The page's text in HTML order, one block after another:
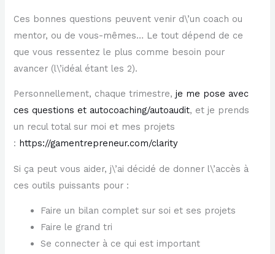
Ces bonnes questions peuvent venir d\’un coach ou
mentor, ou de vous-mêmes… Le tout dépend de ce
que vous ressentez le plus comme besoin pour
avancer (l\’idéal étant les 2).
Personnellement, chaque trimestre,je me pose avec
ces questions et autocoaching/autoaudit, et je prends
un recul total sur moi et mes projets
: https://gamentrepreneur.com/clarity
Si ça peut vous aider, j\’ai décidé de donner l\’accès à
ces outils puissants pour :
Faire un bilan complet sur soi et ses projets
Faire le grand tri
Se connecter à ce qui est important